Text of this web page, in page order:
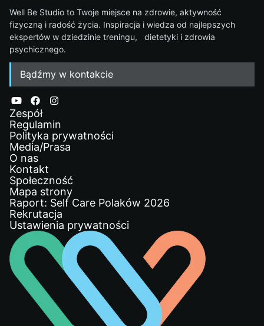
Well Be Studio to Twoje miejsce na zdrowie, aktywność
fizyczną i radość życia. Inspiracja i wiedza od najlepszych
ekspertów w dziedzinie treningu, dietetyki i zdrowia
psychicznego.
Bądźmy w kontakcie
Zespół
Regulamin
Polityka prywatności
Media/Prasa
O nas
Kontakt
Społeczność
Mapa strony
Raport: Self Care Polaków 2026
Rekrutacja
Ustawienia prywatności